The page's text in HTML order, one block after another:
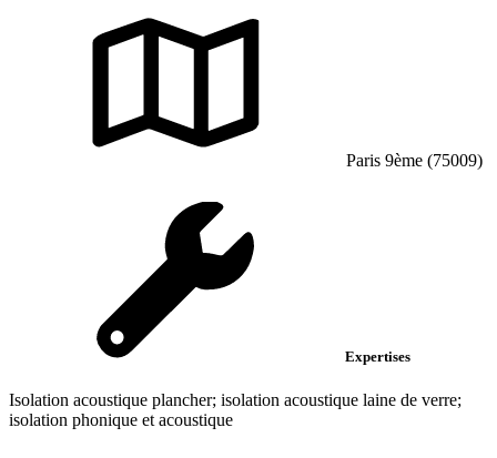
Paris 9ème (75009)
Expertises
Isolation acoustique plancher; isolation acoustique laine de verre;
isolation phonique et acoustique